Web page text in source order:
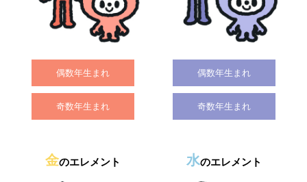
偶数年生まれ
奇数年生まれ
偶数年生まれ
奇数年生まれ
金のエレメント 水のエレメント